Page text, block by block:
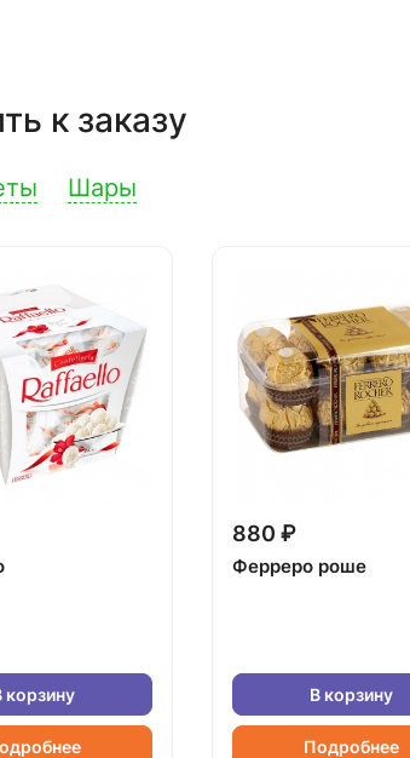
к заказу
Шары
корзину
880 ₽
Ферреро роше
В корзину
Подробнее